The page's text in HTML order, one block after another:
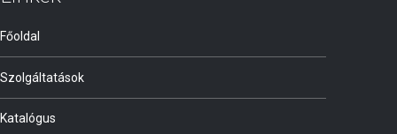
Főoldal
Szolgáltatások
Katalógus